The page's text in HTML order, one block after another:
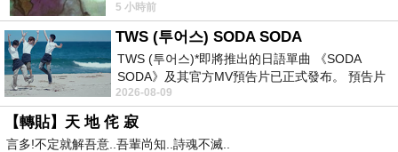
在人間消失的金信來到神所創立的世界，得知人
間所有關於他的記憶都會消失，他雖然難過，但
聽到神保證池听晫會信用貸款條件平安，也只能
默默接受，並一個人孤單地在雪地裡漫無目的地
前行，永遠沒有盡頭。
在南極打死北極熊（@《地心
5 小時前
TWS (투어스) SODA SODA
TWS (투어스)*即將推出的日語單曲 《SODA
SODA》及其官方MV預告片已正式發布。 預告片
一經發布， 就引發了粉絲們對這次夏季回
2026-08-09
【轉貼】天 地 侘 寂
言多!不定就解吾意..吾輩尚知..詩魂不滅..